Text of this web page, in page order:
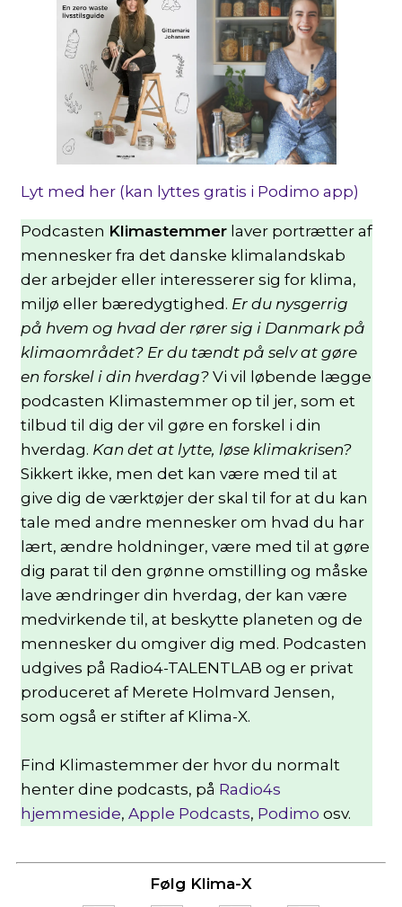
Lyt med her (kan lyttes gratis i Podimo app)
Podcasten Klimastemmer laver portrætter af
mennesker fra det danske klimalandskab
der arbejder eller interesserer sig for klima,
miljø eller bæredygtighed. Er du nysgerrig
på hvem og hvad der rører sig i Danmark på
klimaområdet? Er du tændt på selv at gøre
en forskel i din hverdag? Vi vil løbende lægge
podcasten Klimastemmer op til jer, som et
tilbud til dig der vil gøre en forskel i din
hverdag. Kan det at lytte, løse klimakrisen?
Sikkert ikke, men det kan være med til at
give dig de værktøjer der skal til for at du kan
tale med andre mennesker om hvad du har
lært, ændre holdninger, være med til at gøre
dig parat til den grønne omstilling og måske
lave ændringer din hverdag, der kan være
medvirkende til, at beskytte planeten og de
mennesker du omgiver dig med. Podcasten
udgives på Radio4-TALENTLAB og er privat
produceret af Merete Holmvard Jensen,
som også er stifter af Klima-X.
Find Klimastemmer der hvor du normalt
henter dine podcasts, på Radio4s
hjemmeside, Apple Podcasts, Podimo osv.
Følg Klima-X